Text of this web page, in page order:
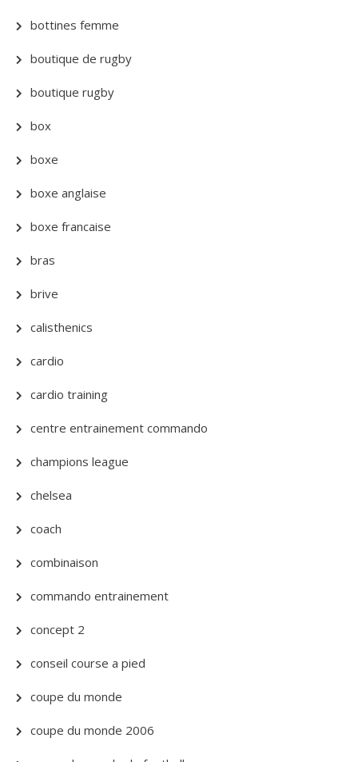
bottines femme
boutique de rugby
boutique rugby
box
boxe
boxe anglaise
boxe francaise
bras
brive
calisthenics
cardio
cardio training
centre entrainement commando
champions league
chelsea
coach
combinaison
commando entrainement
concept 2
conseil course a pied
coupe du monde
coupe du monde 2006